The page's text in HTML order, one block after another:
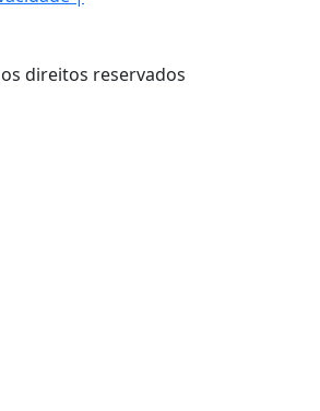
direitos reservados